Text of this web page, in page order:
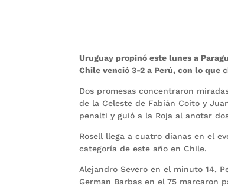
Uruguay propinó este lunes a
Chile venció 3-2 a Perú, con lo que
Dos promesas concentraron
de la Celeste de Fabián Coito y
penalti y guió a la Roja al anotar
Rosell llega a cuatro dianas en el
categoría de este año en Chile.
Alejandro Severo en el minuto 14,
German Barbas en el 75 marcaron